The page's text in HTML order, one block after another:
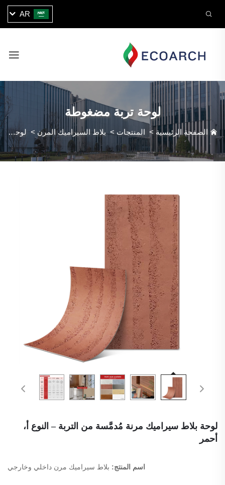
AR
لوحة تربة مضغوطة
الصفحة الرئيسية > المنتجات >بلاط السيراميك المرن > لوحة تربة مضغوطة
لوحة بلاط سيراميك مرنة مُدمَّسة من التربة – النوع أ،
أحمر
اسم المنتج: بلاط سيراميك مرن داخلي وخارجي